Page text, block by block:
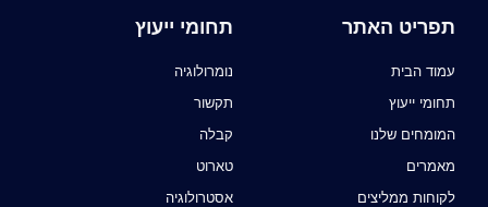
תפריט האתר
עמוד הבית
תחומי ייעוץ
המומחים שלנו
מאמרים
לקוחות ממליצים
תחומי ייעוץ
נומרולוגיה
תקשור
קבלה
טארוט
אסטרולוגיה